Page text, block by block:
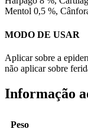
Mentol 0,5 %,
MODO DE USAR
Aplicar sobre a
não aplicar sobre
Informação
Peso